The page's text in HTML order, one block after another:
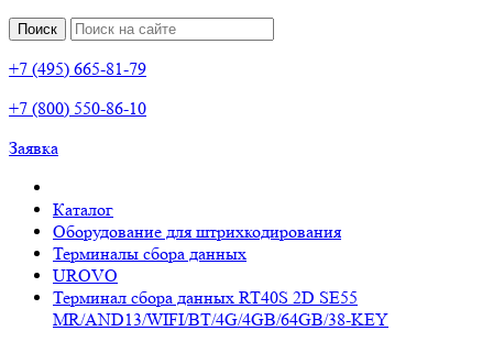
Поиск
+7 (495) 665-81-79
+7 (800) 550-86-10
Заявка
Каталог
Оборудование для штрихкодирования
Терминалы сбора данных
UROVO
Терминал сбора данных RT40S 2D SE55
MR/AND13/WIFI/BT/4G/4GB/64GB/38-KEY